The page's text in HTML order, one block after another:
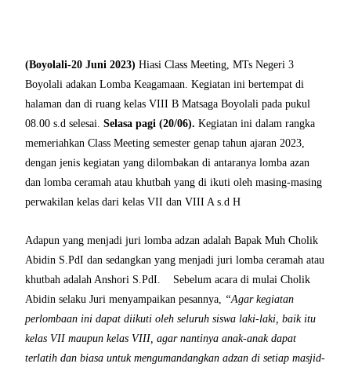
(Boyolali-20 Juni 2023) Hiasi Class Meeting, MTs Negeri 3
Boyolali adakan Lomba Keagamaan. Kegiatan ini bertempat di
halaman dan di ruang kelas VIII B Matsaga Boyolali pada pukul
08.00 s.d selesai. Selasa pagi (20/06). Kegiatan ini dalam rangka
memeriahkan Class Meeting semester genap tahun ajaran 2023,
dengan jenis kegiatan yang dilombakan di antaranya lomba azan
dan lomba ceramah atau khutbah yang di ikuti oleh masing-masing
perwakilan kelas dari kelas VII dan VIII A s.d H
Adapun yang menjadi juri lomba adzan adalah Bapak Muh Cholik
Abidin S.PdI dan sedangkan yang menjadi juri lomba ceramah atau
khutbah adalah Anshori S.PdI. Sebelum acara di mulai Cholik
Abidin selaku Juri menyampaikan pesannya, “Agar kegiatan
perlombaan ini dapat diikuti oleh seluruh siswa laki-laki, baik itu
kelas VII maupun kelas VIII, agar nantinya anak-anak dapat
terlatih dan biasa untuk mengumandangkan adzan di setiap masjid-